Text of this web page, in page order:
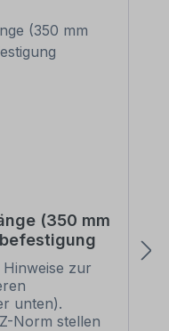
(350 mm
zur
unten).
Norm stellen